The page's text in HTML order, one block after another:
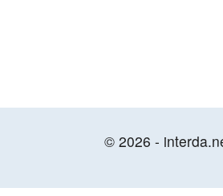
© 2026 -